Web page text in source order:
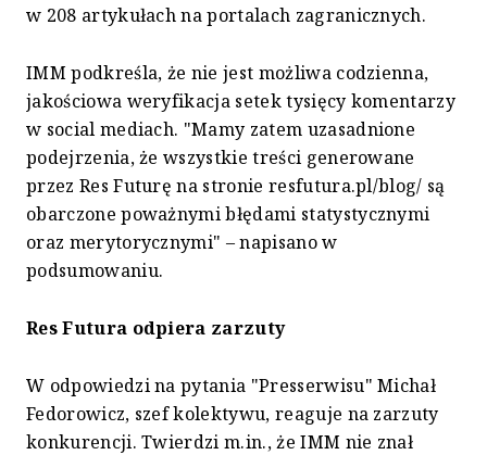
w 208 artykułach na portalach zagranicznych.
IMM podkreśla, że nie jest możliwa codzienna,
jakościowa weryfikacja setek tysięcy komentarzy
w social mediach. "Mamy zatem uzasadnione
podejrzenia, że wszystkie treści generowane
przez Res Futurę na stronie resfutura.pl/blog/ są
obarczone poważnymi błędami statystycznymi
oraz merytorycznymi" – napisano w
podsumowaniu.
Res Futura odpiera zarzuty
W odpowiedzi na pytania "Presserwisu" Michał
Fedorowicz, szef kolektywu, reaguje na zarzuty
konkurencji. Twierdzi m.in., że IMM nie znał